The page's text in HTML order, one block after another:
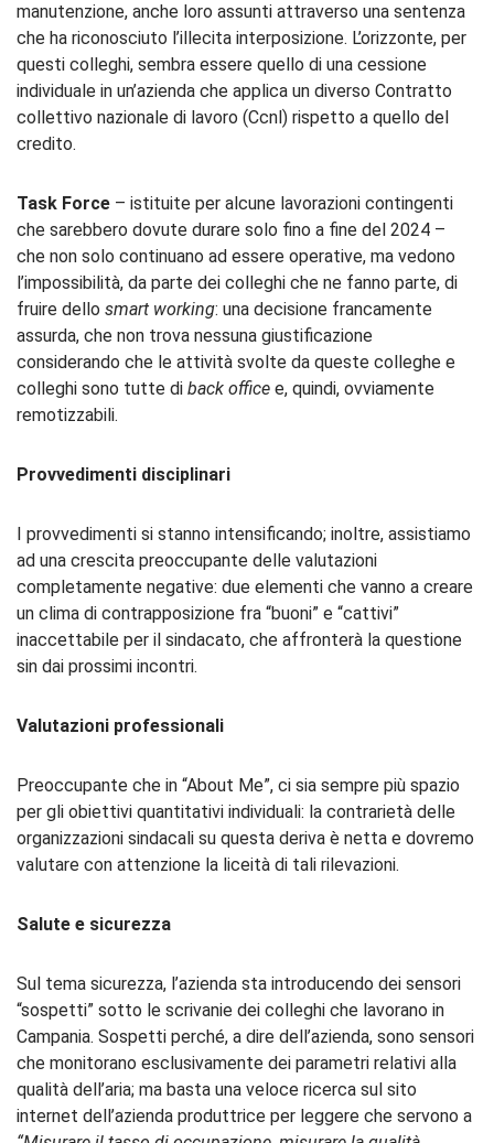
manutenzione, anche loro assunti attraverso una sentenza
che ha riconosciuto l’illecita interposizione. L’orizzonte, per
questi colleghi, sembra essere quello di una cessione
individuale in un’azienda che applica un diverso Contratto
collettivo nazionale di lavoro (Ccnl) rispetto a quello del
credito.
Task Force – istituite per alcune lavorazioni contingenti
che sarebbero dovute durare solo fino a fine del 2024 –
che non solo continuano ad essere operative, ma vedono
l’impossibilità, da parte dei colleghi che ne fanno parte, di
fruire dello smart working: una decisione francamente
assurda, che non trova nessuna giustificazione
considerando che le attività svolte da queste colleghe e
colleghi sono tutte di back office e, quindi, ovviamente
remotizzabili.
Provvedimenti disciplinari
I provvedimenti si stanno intensificando; inoltre, assistiamo
ad una crescita preoccupante delle valutazioni
completamente negative: due elementi che vanno a creare
un clima di contrapposizione fra “buoni” e “cattivi”
inaccettabile per il sindacato, che affronterà la questione
sin dai prossimi incontri.
Valutazioni professionali
Preoccupante che in “About Me”, ci sia sempre più spazio
per gli obiettivi quantitativi individuali: la contrarietà delle
organizzazioni sindacali su questa deriva è netta e dovremo
valutare con attenzione la liceità di tali rilevazioni.
Salute e sicurezza
Sul tema sicurezza, l’azienda sta introducendo dei sensori
“sospetti” sotto le scrivanie dei colleghi che lavorano in
Campania. Sospetti perché, a dire dell’azienda, sono sensori
che monitorano esclusivamente dei parametri relativi alla
qualità dell’aria; ma basta una veloce ricerca sul sito
internet dell’azienda produttrice per leggere che servono a